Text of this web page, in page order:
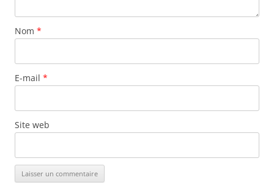
Nom *
E-mail *
Site web